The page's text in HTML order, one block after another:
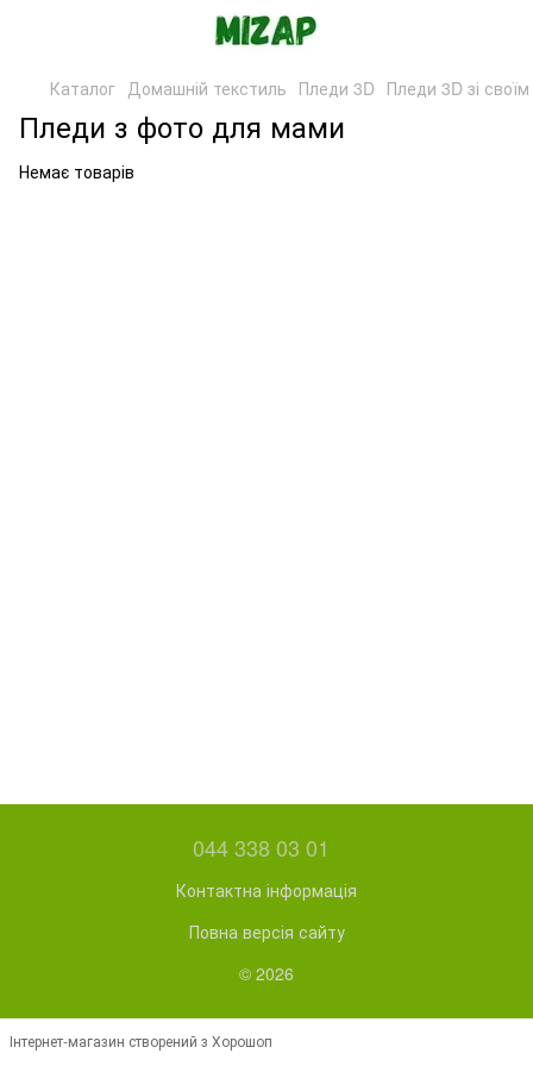
Каталог Домашній текстиль Пледи 3D Пледи 3D зі
Пледи з фото для мами
Немає товарів
044 338 03 01
Контактна інформація
Повна версія сайту
© 2026
Інтернет-магазин створений з Хорошоп